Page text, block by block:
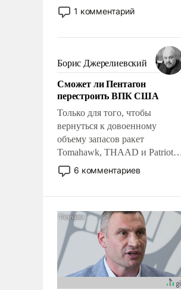
применение которых уже
стало обыденностью. Задача по
сложна и амбициозна. Однако
и ее реализация радикально
поднимет наши боевые
возможности.
1 комментарий
Борис Джерелиевский
Сможет ли Пентагон
перестроить ВПК США
Только для того, чтобы
вернуться к довоенному
объему запасов ракет
Tomahawk, THAAD и Patriot
США потребуется более трех
лет. Даже небольшая война с
Сложившаяся ситуация
означает многолетний период
уязвимости США, например,
перед Китаем.
6 комментариев